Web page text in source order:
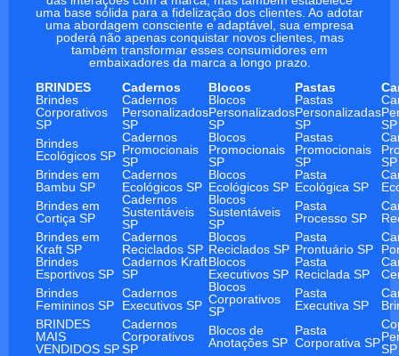
uma base sólida para a fidelização dos clientes. Ao adotar
uma abordagem consciente e adaptável, sua empresa
poderá não apenas conquistar novos clientes, mas
também transformar esses consumidores em
embaixadores da marca a longo prazo.
BRINDES
Cadernos Blocos Pastas
Brindes
Corporativos
SP
Cadernos
Personalizados
SP
Blocos
Personalizados
SP
Pastas
Personalizadas
SP
SP
Brindes
Ecológicos SP
Cadernos
Promocionais
SP
Blocos
Promocionais
SP
Pastas
Promocionais
SP
SP
Brindes em
Bambu SP
Cadernos
Ecológicos SP
Blocos
Ecológicos SP
Pasta
Ecológica SP
Brindes em
Cortiça SP
Cadernos
Sustentáveis
SP
Blocos
Sustentáveis
SP
Pasta
Processo SP
Brindes em
Kraft SP
Cadernos
Reciclados SP
Blocos
Reciclados SP
Pasta
Prontuário SP
Brindes
Esportivos SP
Cadernos Kraft
SP
Blocos
Executivos SP
Pasta
Reciclada SP
Brindes
Femininos SP
Cadernos
Executivos SP
Blocos
Corporativos
SP
Pasta
Executiva SP
BRINDES
MAIS
VENDIDOS SP
Cadernos
Corporativos
SP
Blocos de
Anotações SP
Pasta
Corporativa SPSP